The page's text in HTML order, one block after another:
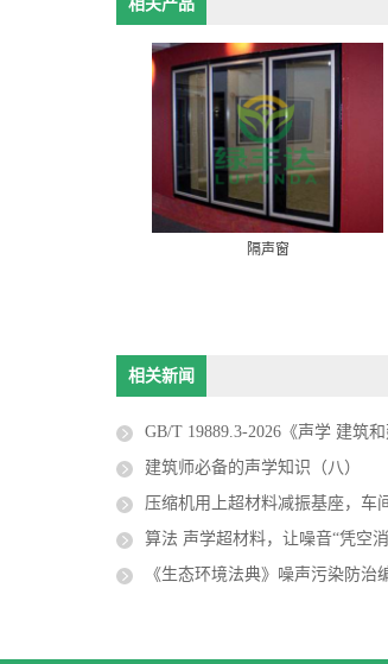
相关产品
隔声窗
相关新闻
GB/T 19889.3-2026《声学 建筑和建筑构件隔声的现场测量 第3部分：外墙和外墙构件空气
建筑师必备的声学知识（八）
压缩机用上超材料减振基座，车间噪音降了，
算法 声学超材料，让噪音“凭空
《生态环境法典》噪声污染防治